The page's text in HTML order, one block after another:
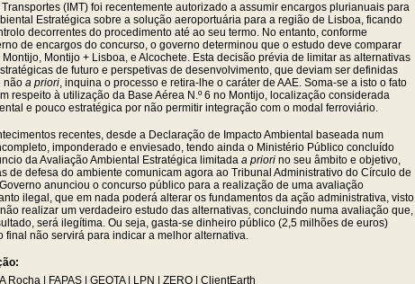
(IMT) foi recentemente autorizado a assumir encargos plurianuais para
Estratégica sobre a solução aeroportuária para a região de Lisboa, ficando
decorrentes do procedimento até ao seu termo. No entanto, conforme
de encargos do concurso, o governo determinou que o estudo deve comparar
Montijo + Lisboa, e Alcochete. Esta decisão prévia de limitar as alternativas
de futuro e perspetivas de desenvolvimento, que deviam ser definidas
não a priori, inquina o processo e retira-lhe o caráter de AAE. Soma-se a isto o fato
respeito à utilização da Base Aérea N.º 6 no Montijo, localização considerada
e pouco estratégica por não permitir integração com o modal ferroviário.
recentes, desde a Declaração de Impacto Ambiental baseada num
imponderado e enviesado, tendo ainda o Ministério Público concluído
da Avaliação Ambiental Estratégica limitada a priori no seu âmbito e objetivo,
de defesa do ambiente comunicam agora ao Tribunal Administrativo do Círculo de
anunciou o concurso público para a realização de uma avaliação
ilegal, que em nada poderá alterar os fundamentos da ação administrativa, visto
realizar um verdadeiro estudo das alternativas, concluindo numa avaliação que,
será ilegítima. Ou seja, gasta-se dinheiro público (2,5 milhões de euros)
final não servirá para indicar a melhor alternativa.
Rocha | FAPAS | GEOTA | LPN | ZERO | ClientEarth